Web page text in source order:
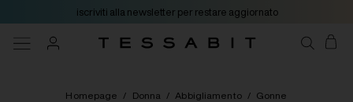
iscriviti alla newsletter per restare aggiornato
Homepage / Donna / Abbigliamento / Gonne